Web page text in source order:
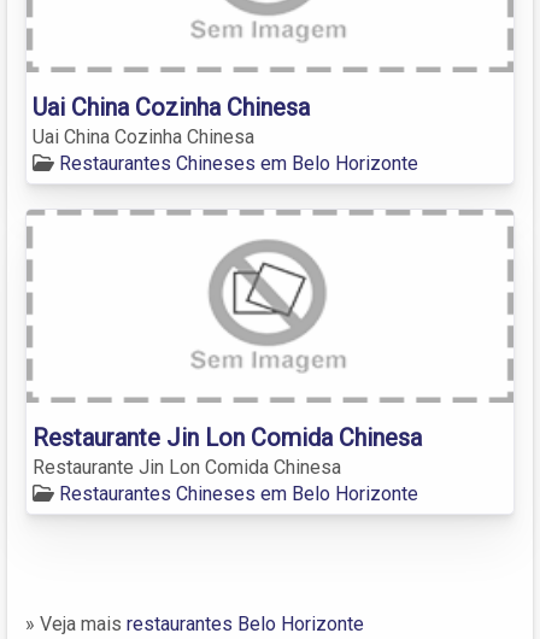
Uai China Cozinha Chinesa
Uai China Cozinha Chinesa
Restaurantes Chineses em Belo Horizonte
Restaurante Jin Lon Comida Chinesa
Restaurante Jin Lon Comida Chinesa
Restaurantes Chineses em Belo Horizonte
» Veja mais restaurantes Belo Horizonte